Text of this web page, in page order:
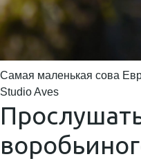
Самая маленькая сова
Studio Aves